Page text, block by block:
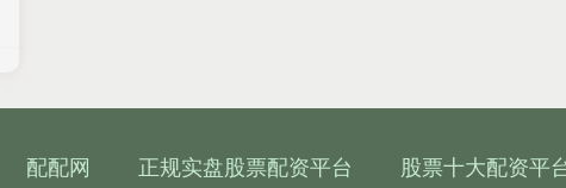
配配网 正规实盘股票配资平台 股票十大配资平